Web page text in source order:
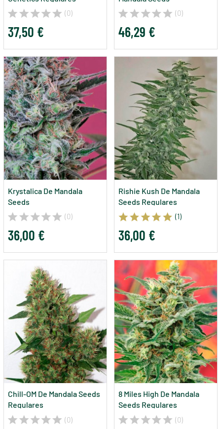
(0)
37,50 €
(0)
46,29 €
Krystalica De Mandala
Seeds
(0)
36,00 €
Rishie Kush De Mandala
Seeds Regulares
(1)
36,00 €
Chill-OM De Mandala Seeds
Regulares
(0)
8 Miles High De Mandala
Seeds Regulares
(0)